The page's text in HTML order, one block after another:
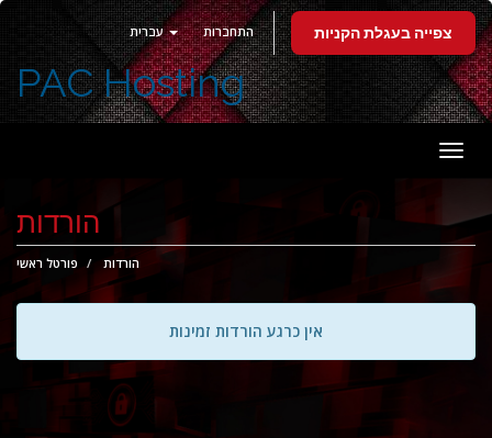
עברית התחברות צפייה בעגלת הקניות
PAC Hosting
הורדות
פורטל ראשי הורדות
אין כרגע הורדות זמינות